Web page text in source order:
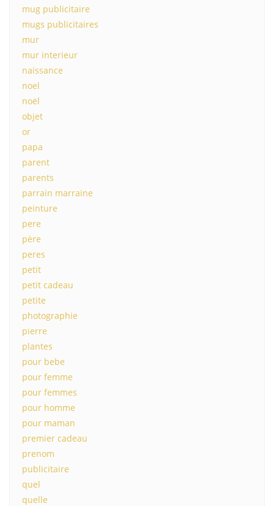
mug publicitaire
mugs publicitaires
mur
mur interieur
naissance
noel
noël
objet
or
papa
parent
parents
parrain marraine
peinture
pere
père
peres
petit
petit cadeau
petite
photographie
pierre
plantes
pour bebe
pour femme
pour femmes
pour homme
pour maman
premier cadeau
prenom
publicitaire
quel
quelle